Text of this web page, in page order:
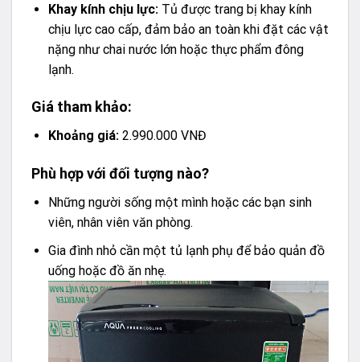
Khay kính chịu lực:Tủ được trang bị khay kính
chịu lực cao cấp, đảm bảo an toàn khi đặt các vật
nặng như chai nước lớn hoặc thực phẩm đông
lạnh.
Giá tham khảo:
Khoảng giá:2.990.000 VNĐ
Phù hợp với đối tượng nào?
Những người sống một mình hoặc các bạn sinh
viên, nhân viên văn phòng.
Gia đình nhỏ cần một tủ lạnh phụ để bảo quản đồ
uống hoặc đồ ăn nhẹ.